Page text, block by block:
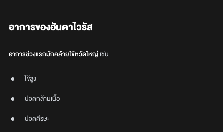
อาการของฮันตาไวรัส
อาการช่วงแรกมักคล้ายไข้หวัดใหญ่เช่น
ไข้สูง
ปวดกล้ามเนื้อ
ปวดศีรษะ